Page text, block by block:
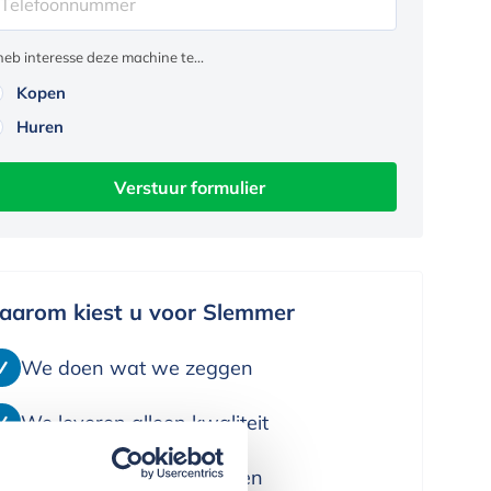
interesse deze machine te...
Kopen
Huren
Verstuur formulier
kiest u voor Slemmer
We doen wat we zeggen
We leveren alleen kwaliteit
We denken in oplossingen